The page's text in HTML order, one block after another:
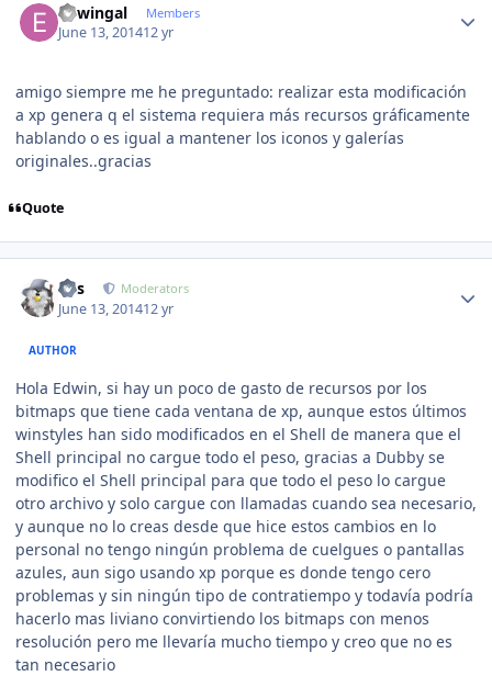
edwingal Members
June 13, 201412 yr
amigo siempre me he preguntado: realizar esta modificación
a xp genera q el sistema requiera más recursos gráficamente
hablando o es igual a mantener los iconos y galerías
originales..gracias
Quote
luis Moderators
June 13, 201412 yr
AUTHOR
Hola Edwin, si hay un poco de gasto de recursos por los
bitmaps que tiene cada ventana de xp, aunque estos últimos
winstyles han sido modificados en el Shell de manera que el
Shell principal no cargue todo el peso, gracias a Dubby se
modifico el Shell principal para que todo el peso lo cargue
otro archivo y solo cargue con llamadas cuando sea necesario,
y aunque no lo creas desde que hice estos cambios en lo
personal no tengo ningún problema de cuelgues o pantallas
azules, aun sigo usando xp porque es donde tengo cero
problemas y sin ningún tipo de contratiempo y todavía podría
hacerlo mas liviano convirtiendo los bitmaps con menos
resolución pero me llevaría mucho tiempo y creo que no es
tan necesario